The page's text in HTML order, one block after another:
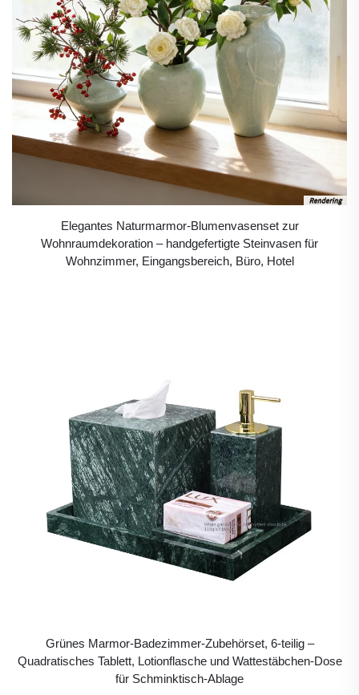
Elegantes Naturmarmor-Blumenvasenset zur
Wohnraumdekoration – handgefertigte Steinvasen für
Wohnzimmer, Eingangsbereich, Büro, Hotel
Grünes Marmor-Badezimmer-Zubehörset, 6-teilig –
Quadratisches Tablett, Lotionflasche und Wattestäbchen-Dose
für Schminktisch-Ablage